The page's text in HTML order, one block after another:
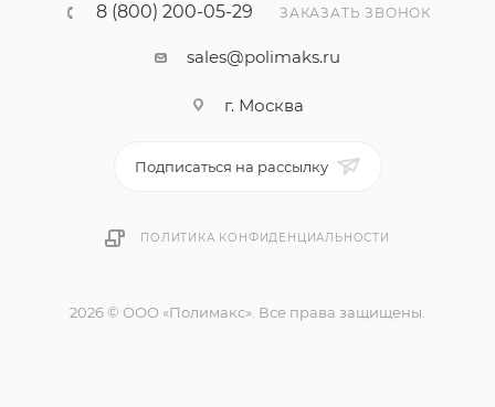
8 (800) 200-05-29 ЗАКАЗАТЬ ЗВОНОК
sales@polimaks.ru
г. Москва
Подписаться на рассылку
ПОЛИТИКА КОНФИДЕНЦИАЛЬНОСТИ
2026 © ООО «Полимакс». Все права защищены.